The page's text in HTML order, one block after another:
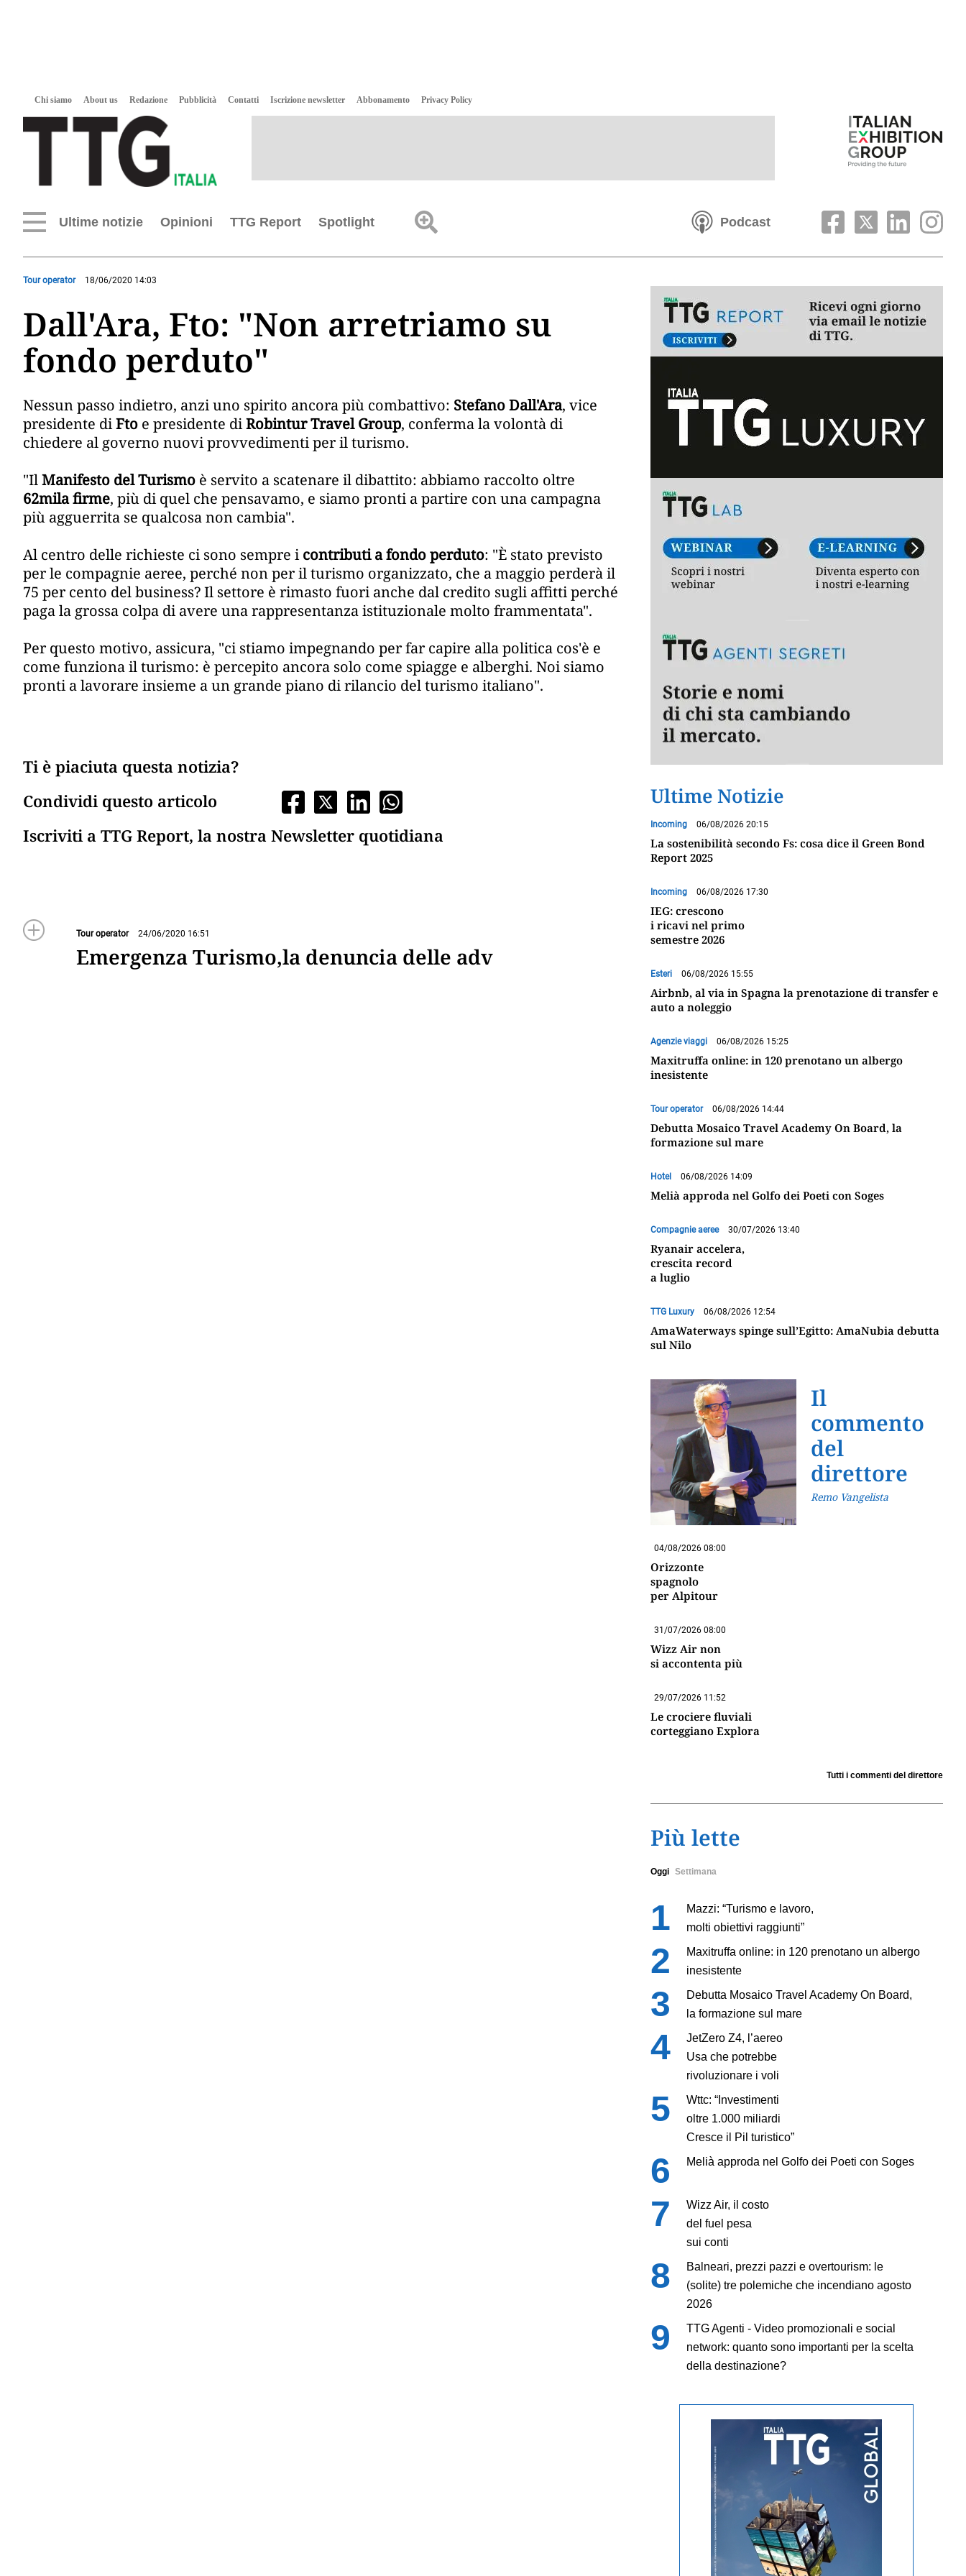
Chi siamo About us Redazione Pubblicità Contatti Iscrizione newsletter Abbonamento Privacy Policy
Ultime notizie Opinioni TTG Report Spotlight Podcast
Tour operator 18/06/2020 14:03
Dall'Ara, Fto: "Non arretriamo su
fondo perduto"
Nessun passo indietro, anzi uno spirito ancora più combattivo: Stefano Dall'Ara, vice
presidente diFto e presidente diRobintur Travel Group, conferma la volontà di
chiedere al governo nuovi provvedimenti per il turismo.
"IlManifesto del Turismo è servito a scatenare il dibattito: abbiamo raccolto oltre
62mila firme, più di quel che pensavamo, e siamo pronti a partire con una campagna
più agguerrita se qualcosa non cambia".
Al centro delle richieste ci sono sempre icontributi a fondo perduto: "È stato previsto
per le compagnie aeree, perché non per il turismo organizzato, che a maggio perderà il
75 per cento del business? Il settore è rimasto fuori anche dal credito sugli affitti perché
paga la grossa colpa di avere una rappresentanza istituzionale molto frammentata".
Per questo motivo, assicura, "ci stiamo impegnando per far capire alla politica cos'è e
come funziona il turismo: è percepito ancora solo come spiagge e alberghi. Noi siamo
pronti a lavorare insieme a un grande piano di rilancio del turismo italiano".
Ti è piaciuta questa notizia?
Condividi questo articolo
Iscriviti a TTG Report, la nostra Newsletter quotidiana
Tour operator 24/06/2020 16:51
Emergenza Turismo,la denuncia delle adv
Ultime Notizie
Incoming 06/08/2026 20:15
La sostenibilità secondo Fs: cosa dice il Green Bond
Report 2025
Incoming 06/08/2026 17:30
IEG: crescono
i ricavi nel primo
semestre 2026
Esteri 06/08/2026 15:55
Airbnb, al via in Spagna la prenotazione di transfer e
auto a noleggio
Agenzie viaggi 06/08/2026 15:25
Maxitruffa online: in 120 prenotano un albergo
inesistente
Tour operator 06/08/2026 14:44
Debutta Mosaico Travel Academy On Board, la
formazione sul mare
Hotel 06/08/2026 14:09
Melià approda nel Golfo dei Poeti con Soges
Compagnie aeree 30/07/2026 13:40
Ryanair accelera,
crescita record
a luglio
TTG Luxury 06/08/2026 12:54
AmaWaterways spinge sull’Egitto: AmaNubia debutta
sul Nilo
Il
commento
del
direttore
Remo Vangelista
04/08/2026 08:00
Orizzonte
spagnolo
per Alpitour
31/07/2026 08:00
Wizz Air non
si accontenta più
29/07/2026 11:52
Le crociere fluviali
corteggiano Explora
Tutti i commenti del direttore
Più lette
Oggi Settimana
Mazzi: “Turismo e lavoro,
molti obiettivi raggiunti”
Maxitruffa online: in 120 prenotano un albergo
inesistente
Debutta Mosaico Travel Academy On Board,
la formazione sul mare
JetZero Z4, l’aereo
Usa che potrebbe
rivoluzionare i voli
Wttc: “Investimenti
oltre 1.000 miliardi
Cresce il Pil turistico”
Melià approda nel Golfo dei Poeti con Soges
Wizz Air, il costo
del fuel pesa
sui conti
Balneari, prezzi pazzi e overtourism: le
(solite) tre polemiche che incendiano agosto
2026
TTG Agenti - Video promozionali e social
network: quanto sono importanti per la scelta
della destinazione?